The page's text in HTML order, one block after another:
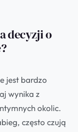
decyzji o
jest bardzo
wynika z
okolic.
często czują